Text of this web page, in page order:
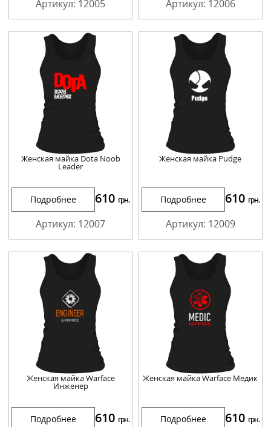
Артикул: 12005 Артикул: 12006
Женская майка Dota Noob
Leader
Подробнее 610 грн.
Артикул: 12007
Женская майка Pudge
Подробнее 610 грн.
Артикул: 12009
Женская майка Warface
Инженер
Подробнее 610 грн.
Женская майка Warface Медик
Подробнее 610 грн.